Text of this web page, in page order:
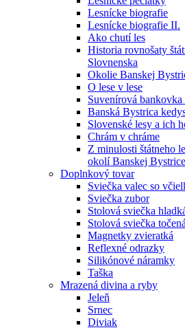
Lesnícke biografie
Lesnícke biografie II.
Ako chutí les
Historia rovnošaty
Slovnenska
Okolie Banskej
O lese v lese
Suvenírová
Banská Bystrica
Slovenské lesy a ich
Chrám v chráme
Z minulosti štátneho
okolí Banskej
Doplnkový tovar
Sviečka valec so
Sviečka zubor
Stolová sviečka
Stolová sviečka
Magnetky zvieratká
Reflexné odrazky
Silikónové náramky
Taška
Mrazená divina a ryby
Jeleň
Srnec
Diviak